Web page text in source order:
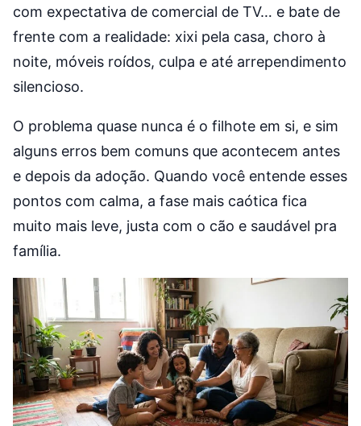
com expectativa de comercial de TV… e bate de
frente com a realidade: xixi pela casa, choro à
noite, móveis roídos, culpa e até arrependimento
silencioso.
O problema quase nunca é o filhote em si, e sim
alguns erros bem comuns que acontecem antes
e depois da adoção. Quando você entende esses
pontos com calma, a fase mais caótica fica
muito mais leve, justa com o cão e saudável pra
família.